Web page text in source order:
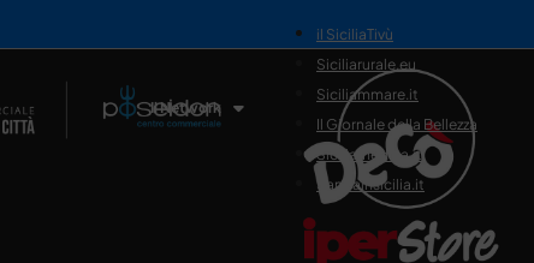
Il Network
il SiciliaTivù
Siciliarurale.eu
Siciliammare.it
Il Giornale della Bellezza
Siciliamedica.it
Sanitainsicilia.it